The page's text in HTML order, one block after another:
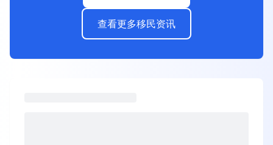
查看更多移民资讯